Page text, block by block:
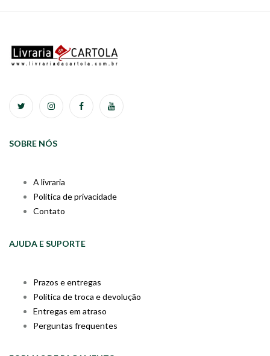
SOBRE NÓS
A livraria
Política de privacidade
Contato
AJUDA E SUPORTE
Prazos e entregas
Política de troca e devolução
Entregas em atraso
Perguntas frequentes